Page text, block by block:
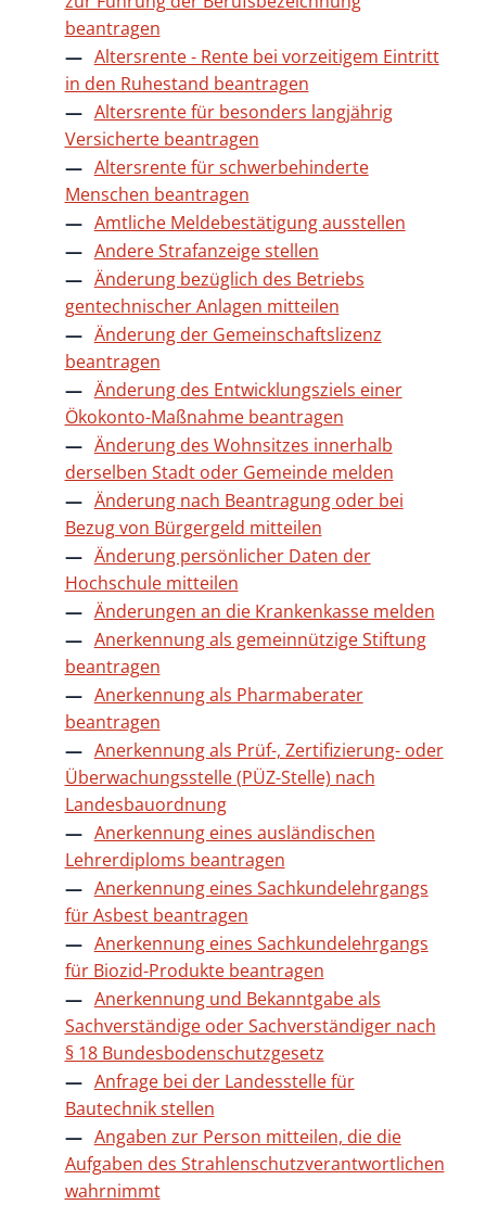
beantragen
Altersrente - Rente bei vorzeitigem Eintritt
in den Ruhestand beantragen
Altersrente für besonders langjährig
Versicherte beantragen
Altersrente für schwerbehinderte
Menschen beantragen
Amtliche Meldebestätigung ausstellen
Andere Strafanzeige stellen
Änderung bezüglich des Betriebs
gentechnischer Anlagen mitteilen
Änderung der Gemeinschaftslizenz
beantragen
Änderung des Entwicklungsziels einer
Ökokonto-Maßnahme beantragen
Änderung des Wohnsitzes innerhalb
derselben Stadt oder Gemeinde melden
Änderung nach Beantragung oder bei
Bezug von Bürgergeld mitteilen
Änderung persönlicher Daten der
Hochschule mitteilen
Änderungen an die Krankenkasse melden
Anerkennung als gemeinnützige Stiftung
beantragen
Anerkennung als Pharmaberater
beantragen
Anerkennung als Prüf-, Zertifizierung- oder
Überwachungsstelle (PÜZ-Stelle) nach
Landesbauordnung
Anerkennung eines ausländischen
Lehrerdiploms beantragen
Anerkennung eines Sachkundelehrgangs
für Asbest beantragen
Anerkennung eines Sachkundelehrgangs
für Biozid-Produkte beantragen
Anerkennung und Bekanntgabe als
Sachverständige oder Sachverständiger nach
§ 18 Bundesbodenschutzgesetz
Anfrage bei der Landesstelle für
Bautechnik stellen
Angaben zur Person mitteilen, die die
Aufgaben des Strahlenschutzverantwortlichen
wahrnimmt